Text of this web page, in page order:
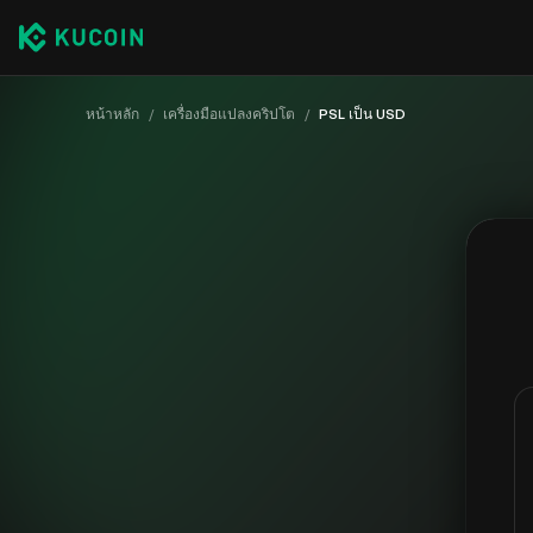
หน้าหลัก / เครื่องมือแปลงคริปโต / PSL เป็น USD